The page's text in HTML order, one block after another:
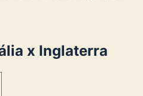
x Inglaterra